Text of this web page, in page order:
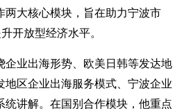
两大核心模块，旨在助力宁波市
开放型经济水平。
企业出海形势、欧美日韩等发达地
地区企业出海服务模式、宁波企业
统讲解。在国别合作模块，他重点